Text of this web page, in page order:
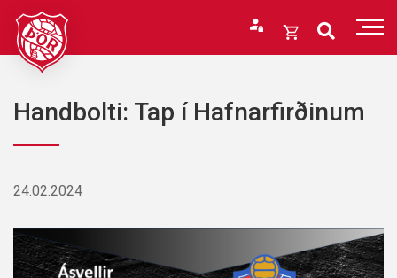
Fara
efni
Opna
Karfan þín
Loka
Handbolti: Tap í Hafnarfirðinum
24.02.2024